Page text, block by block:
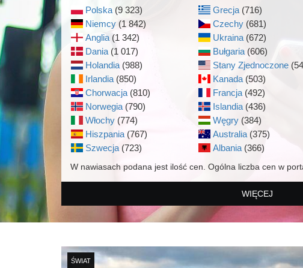
Polska (9 323)
Niemcy (1 842)
Anglia (1 342)
Dania (1 017)
Holandia (988)
Irlandia (850)
Chorwacja (810)
Norwegia (790)
Włochy (774)
Hiszpania (767)
Szwecja (723)
Grecja (716)
Czechy (681)
Ukraina (672)
Bułgaria (606)
Stany Zjednoczone
Kanada (503)
Francja (492)
Islandia (436)
Węgry (384)
Australia (375)
Albania (366)
W nawiasach podana jest ilość cen. Ogólna liczba cen w
WIĘCEJ
ŚWIAT